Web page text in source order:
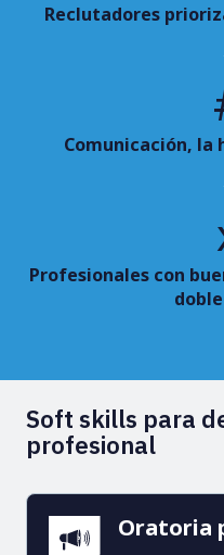
Reclutadores
Comunicación, la
Profesionales con
Soft skills para
profesional
Oratoria